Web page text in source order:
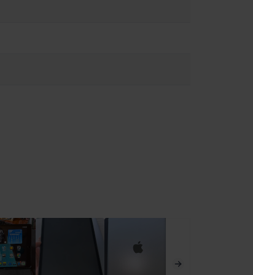
vagy adapterek használata, illetve töltés